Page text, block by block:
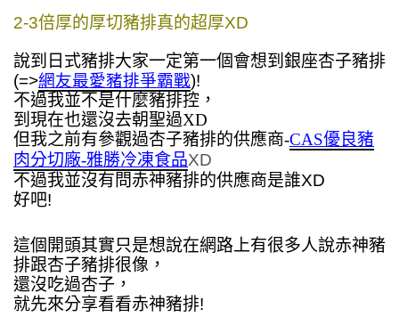
2-3倍厚的厚切豬排真的超厚XD
說到日式豬排大家一定第一個會想到銀座杏子豬排
(=>網友最愛豬排爭霸戰)!
不過我並不是什麼豬排控，
到現在也還沒去朝聖過XD
但我之前有參觀過杏子豬排的供應商-CAS優良豬
肉分切廠-雅勝冷凍食品XD
不過我並沒有問赤神豬排的供應商是誰XD
好吧!
這個開頭其實只是想說在網路上有很多人說赤神豬
排跟杏子豬排很像，
還沒吃過杏子，
就先來分享看看赤神豬排!